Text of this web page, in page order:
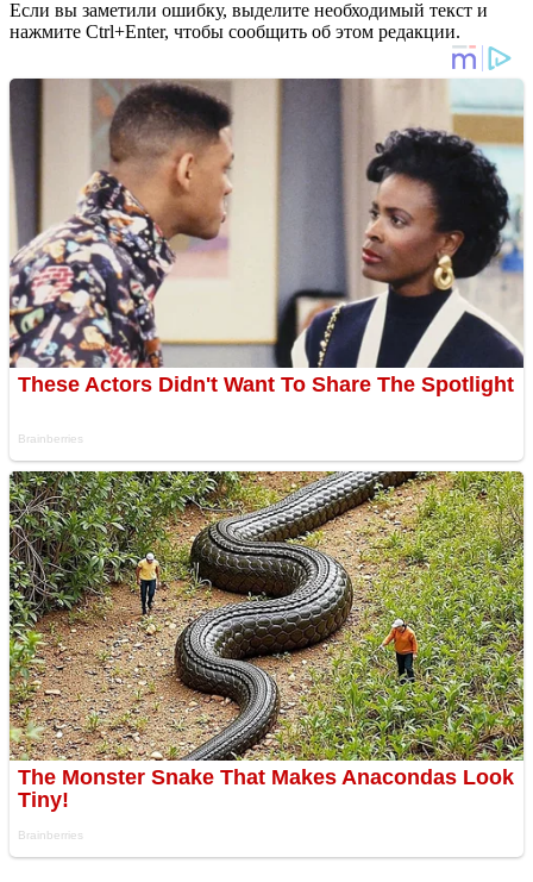
Если вы заметили ошибку, выделите необходимый текст и
нажмите Ctrl+Enter, чтобы сообщить об этом редакции.